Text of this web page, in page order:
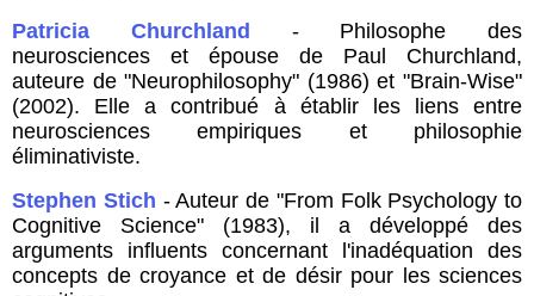
Patricia Churchland - Philosophe des
neurosciences et épouse de Paul Churchland,
auteure de "Neurophilosophy" (1986) et "Brain-Wise"
(2002). Elle a contribué à établir les liens entre
neurosciences empiriques et philosophie
éliminativiste.
Stephen Stich - Auteur de "From Folk Psychology to
Cognitive Science" (1983), il a développé des
arguments influents concernant l'inadéquation des
concepts de croyance et de désir pour les sciences